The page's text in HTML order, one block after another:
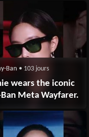
Ban • 103 jours
wears the iconic
Ban Meta Wayfarer.